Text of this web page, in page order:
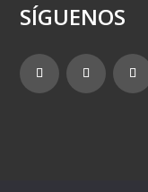
SÍGUENOS